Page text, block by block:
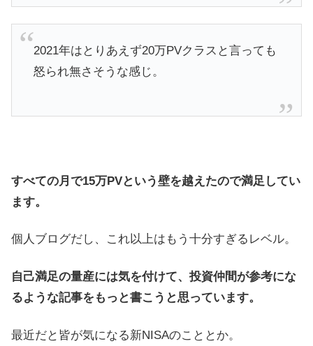
2021年はとりあえず20万PVクラスと言っても
怒られ無さそうな感じ。
すべての月で15万PVという壁を越えたので満足してい
ます。
個人ブログだし、これ以上はもう十分すぎるレベル。
自己満足の量産には気を付けて、投資仲間が参考にな
るような記事をもっと書こうと思っています。
最近だと皆が気になる新NISAのこととか。